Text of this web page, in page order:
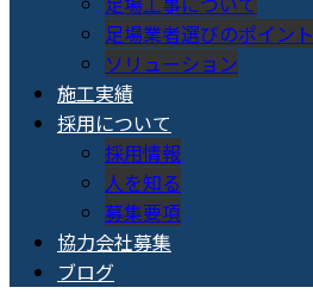
足場業者選びのポイント
ソリューション
施工実績
採用について
採用情報
人を知る
募集要項
協力会社募集
ブログ